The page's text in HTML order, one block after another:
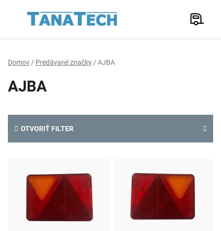
Hľadať
Domov / Predávané značky / AJBA
AJBA
OTVORIŤ FILTER